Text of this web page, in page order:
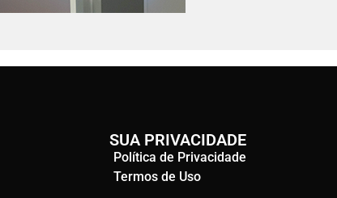
SUA PRIVACIDADE
Política de Privacidade
Termos de Uso